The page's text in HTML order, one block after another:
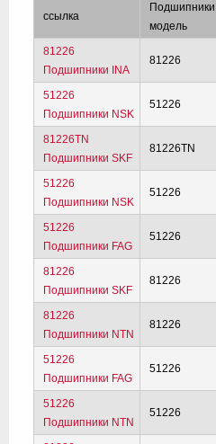
ссылка
Подшипники
модель
81226
Подшипники INA
81226
51226
Подшипники NSK
51226
81226TN
Подшипники SKF
81226TN
51226
Подшипники NSK
51226
51226
Подшипники FAG
51226
81226
Подшипники SKF
81226
81226
Подшипники NTN
81226
51226
Подшипники FAG
51226
51226
Подшипники NTN
51226